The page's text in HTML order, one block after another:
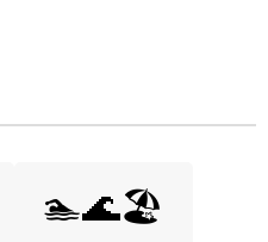
🏊🌊🏖️